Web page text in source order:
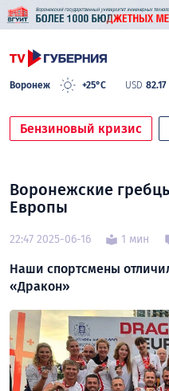
Воронеж +25°C USD 82.17
Бензиновый кризис
Воронежские
Европы
22:47 2025-06-16 1 мин
Наши спортсмены
«Дракон»